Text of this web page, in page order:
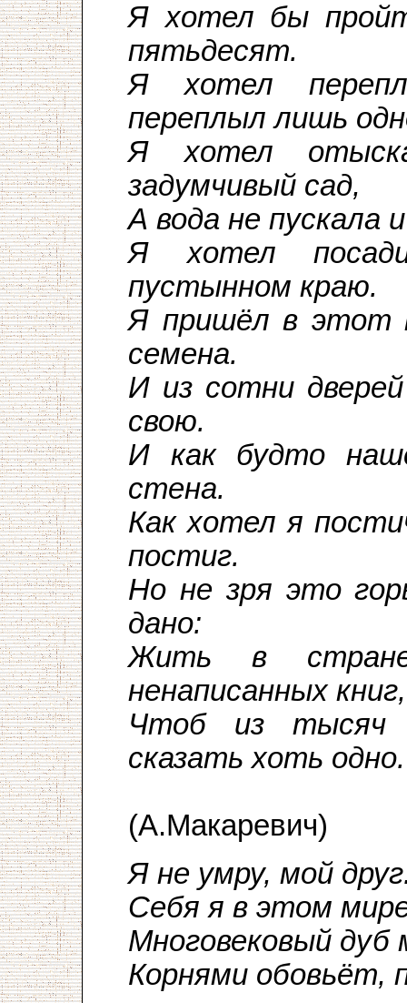
Я хотел бы
пятьдесят.
Я хотел
переплыл лишь
Я хотел
задумчивый сад,
А вода не пускала
Я хотел
пустынном краю.
Я пришёл в этот
семена.
И из сотни
свою.
И как будто
стена.
Как хотел я
постиг.
Но не зря это
дано:
Жить в
ненаписанных книг,
Чтоб из тысяч
сказать хоть одно.
(А.Макаревич)
Я не умру, мой
Себя я в этом
Многовековый
Корнями обовьёт,